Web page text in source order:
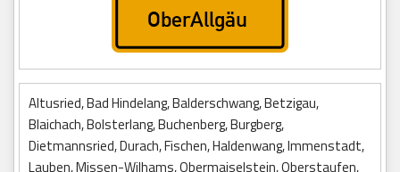
Altusried, Bad Hindelang, Balderschwang, Betzigau,
Blaichach, Bolsterlang, Buchenberg, Burgberg,
Dietmannsried, Durach, Fischen, Haldenwang, Immenstadt,
Lauben, Missen-Wilhams, Obermaiselstein, Oberstaufen,